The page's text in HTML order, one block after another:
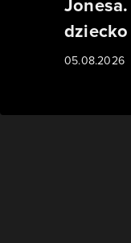
05.08.2026